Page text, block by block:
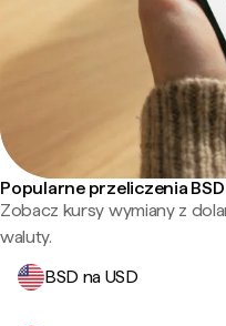
Popularne przeliczenia BSD
Zobacz kursy wymiany z
waluty.
BSD na USD